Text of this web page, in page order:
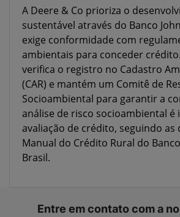
A Deere & Co prioriza o
sustentável através do Banco
exige conformidade com
ambientais para conceder
verifica o registro no Cadastro
(CAR) e mantém um Comitê de
Socioambiental para garantir a
análise de risco socioambiental é
avaliação de crédito, seguindo as
Manual do Crédito Rural do
Brasil.
Entre em contato com a